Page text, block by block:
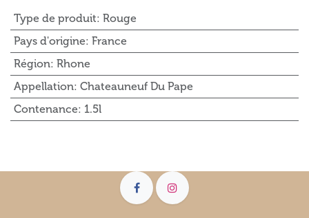
Type de produit: Rouge
Pays d'origine: France
Région: Rhone
Appellation: Chateauneuf Du Pape
Contenance: 1.5l